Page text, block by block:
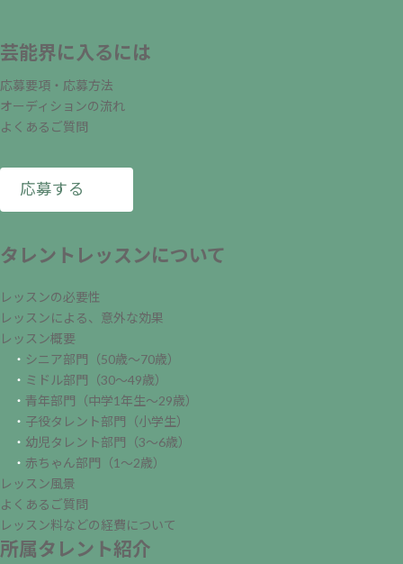
芸能界に入るには
応募要項・応募方法
オーディションの流れ
よくあるご質問
応募する
タレントレッスンについて
レッスンの必要性
レッスンによる、意外な効果
レッスン概要
・ シニア部門（50歳～70歳）
・ ミドル部門（30～49歳）
・ 青年部門（中学1年生～29歳）
・ 子役タレント部門（小学生）
・ 幼児タレント部門（3～6歳）
・ 赤ちゃん部門（1～2歳）
レッスン風景
よくあるご質問
レッスン料などの経費について
所属タレント紹介